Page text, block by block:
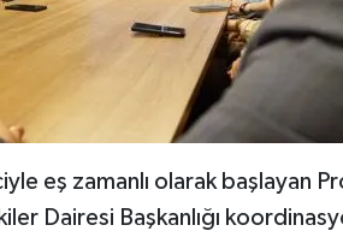
eş zamanlı olarak başlayan
Dairesi Başkanlığı